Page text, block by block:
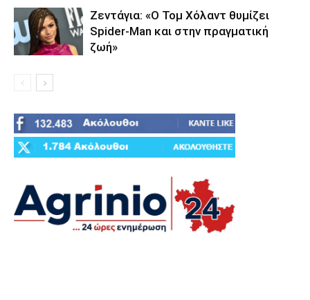
Ζεντάγια: «Ο Τομ Χόλαντ θυμίζει
Spider-Man και στην πραγματική
ζωή»